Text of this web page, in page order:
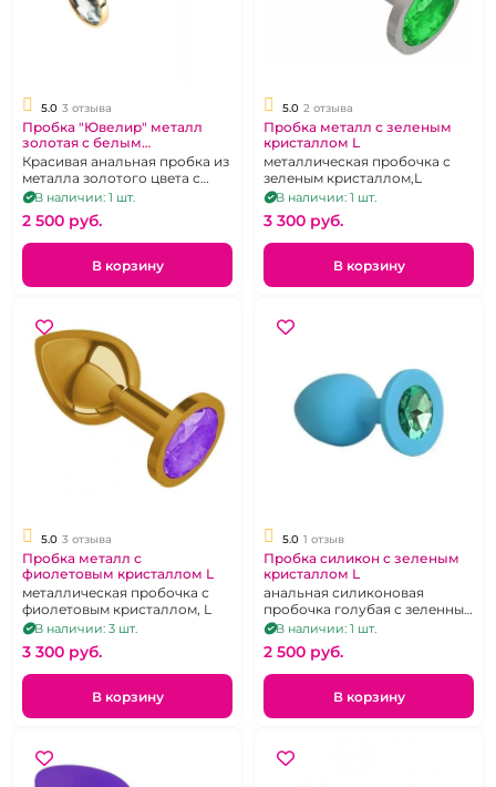
5.0 3 отзыва
Пробка "Ювелир" металл
золотая с белым
кристаллом.
Красивая анальная пробка из
металла золотого цвета с
кристаллом в виде большого
брильянта.
В наличии: 1 шт.
2 500 pуб.
В корзину
5.0 2 отзыва
Пробка металл с зеленым
кристаллом L
металлическая пробочка с
зеленым кристаллом,L
В наличии: 1 шт.
3 300 pуб.
В корзину
5.0 3 отзыва
Пробка металл с
фиолетовым кристаллом L
металлическая пробочка с
фиолетовым кристаллом, L
В наличии: 3 шт.
3 300 pуб.
В корзину
5.0 1 отзыв
Пробка силикон с зеленым
кристаллом L
анальная силиконовая
пробочка голубая с зеленным
кристалом L
В наличии: 1 шт.
2 500 pуб.
В корзину